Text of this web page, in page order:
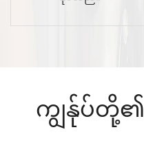
ကျွန်ုပ်တို့